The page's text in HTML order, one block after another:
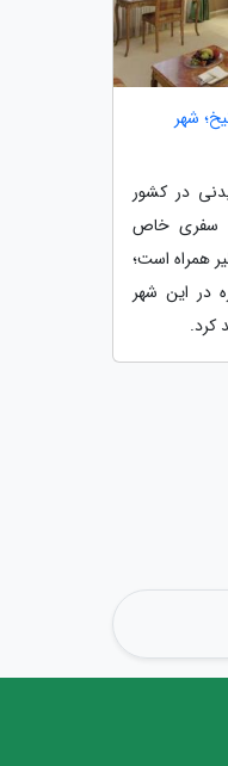
مونیخ؛ شهر
در کشور
سفری خاص
همراه است؛
هتل های 4 ستاره در این شهر
کرد.